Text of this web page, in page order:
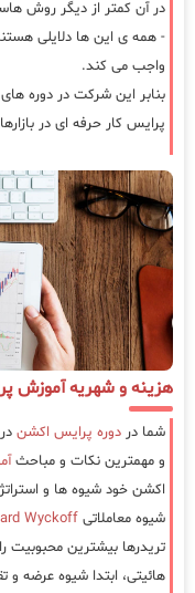
در آن کمتر از دیگر روش
- همه ی این ها دلایلی
واجب می کند.
بنابر این شرکت در دوره
پرایس کار حرفه ای در
هزینه و شهریه آموزش
شما در دوره پرایس اکشن
و مهمترین نکات و مباحث
اکشن خود شیوه ها و
شیوه معاملاتی Wyckoff
تریدرها بیشترین محبوبیت
هائیتی، ابتدا شیوه عرضه و